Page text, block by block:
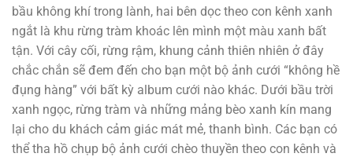
bầu không khí trong lành, hai bên dọc theo con kênh xanh
ngắt là khu rừng tràm khoác lên mình một màu xanh bất
tận. Với cây cối, rừng rậm, khung cảnh thiên nhiên ở đây
chắc chắn sẽ đem đến cho bạn một bộ ảnh cưới “không hề
đụng hàng” với bất kỳ album cưới nào khác. Dưới bầu trời
xanh ngọc, rừng tràm và những mảng bèo xanh kín mang
lại cho du khách cảm giác mát mẻ, thanh bình. Các bạn có
thể tha hồ chụp bộ ảnh cưới chèo thuyền theo con kênh và